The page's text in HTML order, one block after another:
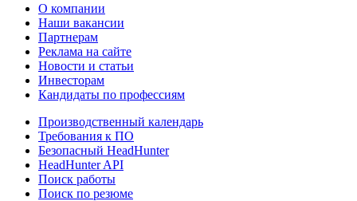
О компании
Наши вакансии
Партнерам
Реклама на сайте
Новости и статьи
Инвесторам
Кандидаты по профессиям
Производственный календарь
Требования к ПО
Безопасный HeadHunter
HeadHunter API
Поиск работы
Поиск по резюме